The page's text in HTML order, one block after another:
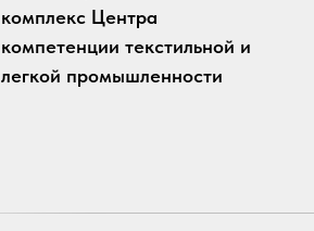
комплекс Центра
компетенции текстильной и
легкой промышленности